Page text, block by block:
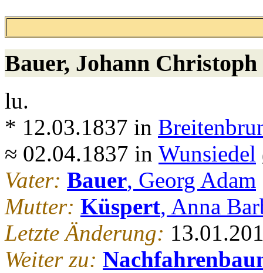
Bauer, Johann Christoph
lu.
* 12.03.1837 in
≈ 02.04.1837 in Wunsiedel
Vater: Bauer, Georg Adam
Mutter: Küspert, Anna
Letzte Änderung:
Weiter zu: